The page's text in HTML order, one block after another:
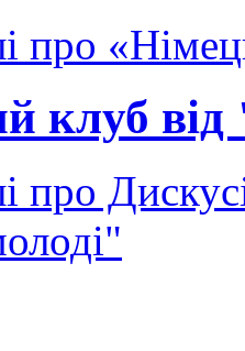
про
клуб
про